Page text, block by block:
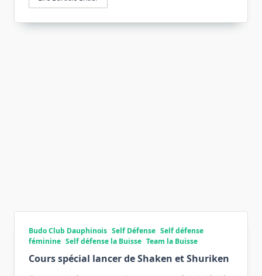
Budo Club Dauphinois Self Défense Self défense
féminine Self défense la Buisse Team la Buisse
Cours spécial lancer de Shaken et Shuriken